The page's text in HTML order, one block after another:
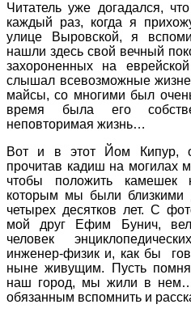
Читатель уже догадался,
каждый раз, когда я
улице Выровской, я
нашли здесь свой вечный
захороненных на
слышал всевозможные
майсы, со многими был
время была его
неповторимая жизнь…
Вот и в этот Йом Кипур,
прочитав кадиш на могилах
чтобы положить камешек
которым мы были близкими
четырех десятков лет. С
мой друг Ефим Бунич,
человек
инженер-физик и, как бы
ныне живущим. Пусть
наш город, мы жили в
обязанным вспомнить и